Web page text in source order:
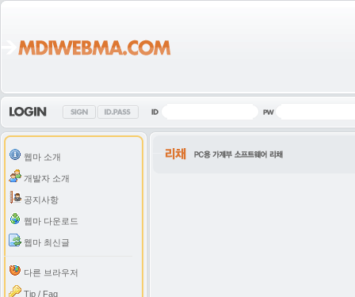
웹마 소개
개발자 소개
공지사항
웹마 다운로드
웹마 최신글
다른 브라우저
Tip / Faq